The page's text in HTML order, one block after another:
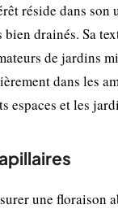
réside dans son
drainés. Sa
de jardins
dans les
et les
une floraison